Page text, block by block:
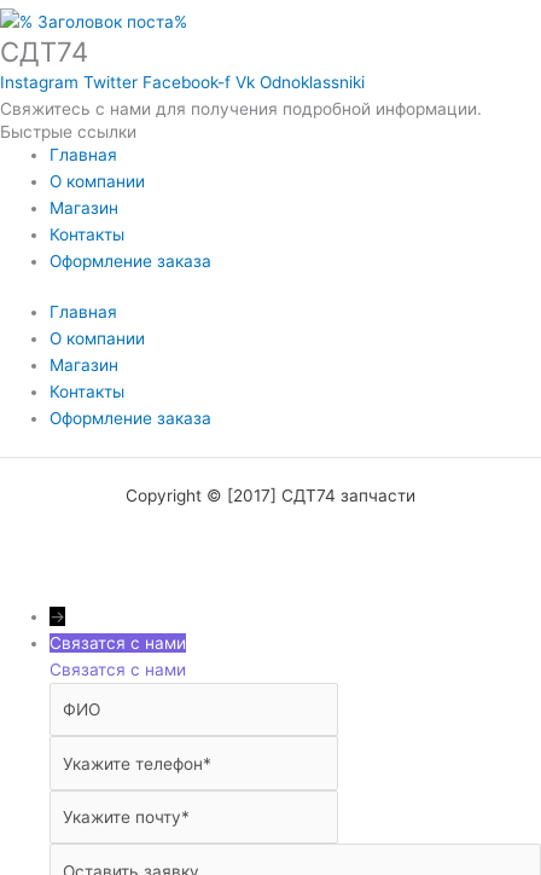
СДТ74
Instagram Twitter Facebook-f Vk Odnoklassniki
Свяжитесь с нами для получения подробной информации.
Быстрые ссылки
Главная
О компании
Магазин
Контакты
Оформление заказа
Главная
О компании
Магазин
Контакты
Оформление заказа
Copyright © [2017] СДТ74 запчасти
→
Связатся с нами
Связатся с нами